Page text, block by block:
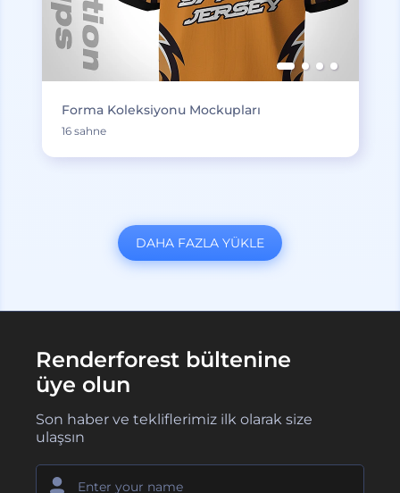
Forma Koleksiyonu Mockupları
16 sahne
DAHA FAZLA YÜKLE
Renderforest bültenine
üye olun
Son haber ve tekliflerimiz ilk olarak size
ulaşsın